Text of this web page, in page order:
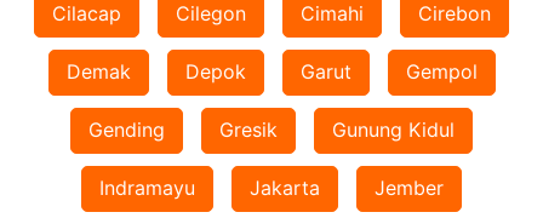
Cilacap Cilegon Cimahi Cirebon
Demak Depok Garut Gempol
Gending Gresik Gunung Kidul
Indramayu Jakarta Jember